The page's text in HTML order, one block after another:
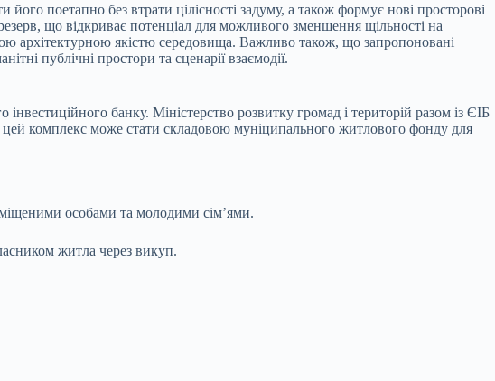
поетапно без втрати цілісності задуму, а також формує нові просторові
що відкриває потенціал для можливого зменшення щільності на
архітектурною якістю середовища. Важливо також, що запропоновані
публічні простори та сценарії взаємодії.
банку. Міністерство розвитку громад і територій разом із ЄІБ
цей комплекс може стати складовою муніципального житлового фонду для
особами та молодими сім’ями.
житла через викуп.